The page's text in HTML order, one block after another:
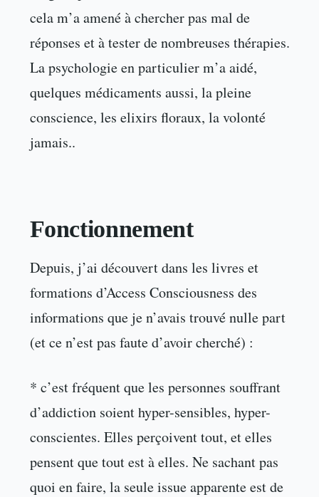
cela m’a amené à chercher pas mal de
réponses et à tester de nombreuses thérapies.
La psychologie en particulier m’a aidé,
quelques médicaments aussi, la pleine
conscience, les elixirs floraux, la volonté
jamais..
Fonctionnement
Depuis, j’ai découvert dans les livres et
formations d’Access Consciousness des
informations que je n’avais trouvé nulle part
(et ce n’est pas faute d’avoir cherché) :
* c’est fréquent que les personnes souffrant
d’addiction soient hyper-sensibles, hyper-
conscientes. Elles perçoivent tout, et elles
pensent que tout est à elles. Ne sachant pas
quoi en faire, la seule issue apparente est de